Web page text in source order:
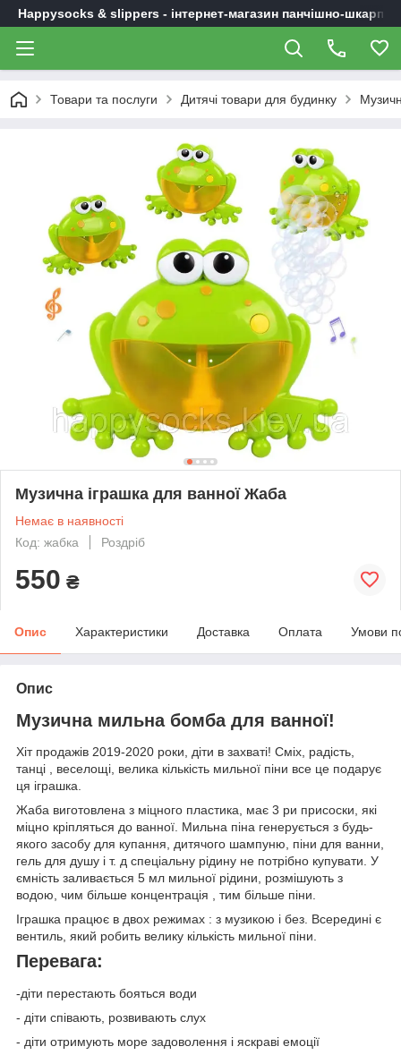
Happysocks & slippers - інтернет-магазин панчішно-
Товари та послуги Дитячі товари для будинку
Музична іграшка для ванної Жаба
Немає в наявності
Код: жабка
Роздріб
550 ₴
Опис Характеристики Доставка Оплата Умови
Опис
Музична мильна бомба для ванної!
Хіт продажів 2019-2020 роки, діти в захваті! Сміх, радість,
танці , веселощі, велика кількість мильної піни все це подарує
ця іграшка.
Жаба виготовлена з міцного пластика, має 3 ри присоски, які
міцно кріпляться до ванної. Мильна піна генерується з будь-
якого засобу для купання, дитячого шампуню, піни для ванни,
гель для душу і т. д спеціальну рідину не потрібно купувати. У
ємність заливається 5 мл мильної рідини, розмішують з
водою, чим більше концентрація , тим більше піни.
Іграшка працює в двох режимах : з музикою і без. Всередині є
вентиль, який робить велику кількість мильної піни.
Перевага:
-діти перестають бояться води
- діти співають, розвивають слух
- діти отримують море задоволення і яскраві емоції